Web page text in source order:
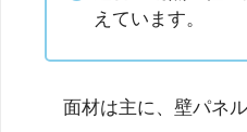
えています。
面材は主に、壁パネ